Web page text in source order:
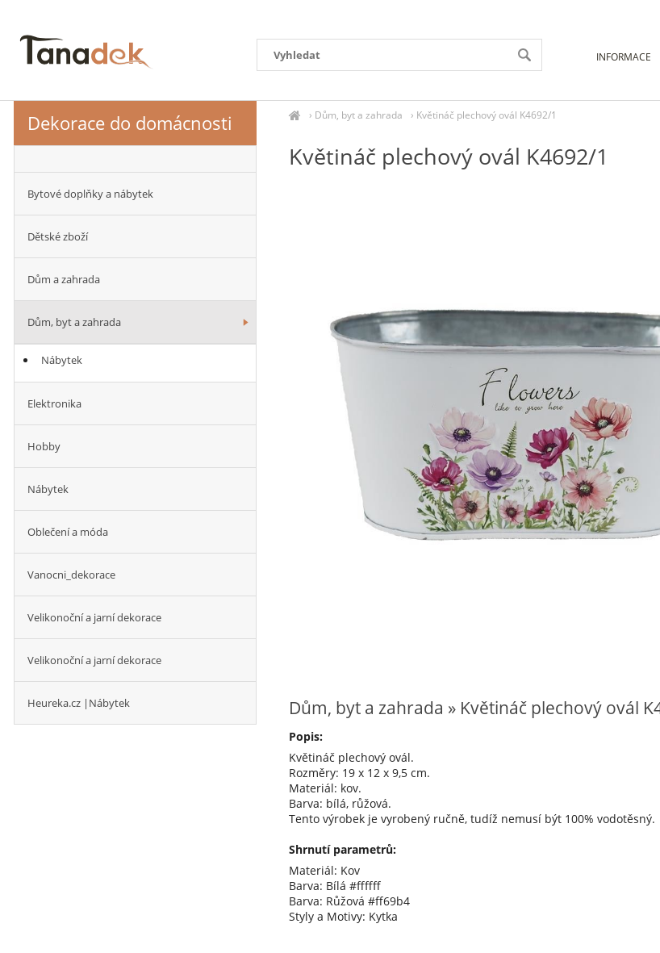
› Dům, byt a zahrada › Květináč plechový ovál K4692/1
Květináč plechový ovál K4692/1
Dům, byt a zahrada » Květináč plechový ovál
Popis:
Květináč plechový ovál.
Rozměry: 19 x 12 x 9,5 cm.
Materiál: kov.
Barva: bílá, růžová.
Tento výrobek je vyrobený ručně, tudíž nemusí být 100% vodotěsný.
Shrnutí parametrů:
Materiál: Kov
Barva: Bílá #ffffff
Barva: Růžová #ff69b4
Styly a Motivy: Kytka
Dekorace do domácnosti
Bytové doplňky a nábytek
Dětské zboží
Dům a zahrada
Dům, byt a zahrada
Nábytek
Elektronika
Hobby
Nábytek
Oblečení a móda
Vanocni_dekorace
Velikonoční a jarní dekorace
Velikonoční a jarní dekorace
Heureka.cz |Nábytek
INFORMACE